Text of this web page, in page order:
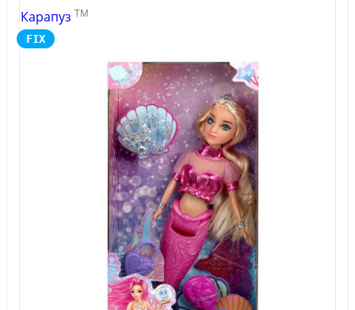
Карапуз TM
FIX